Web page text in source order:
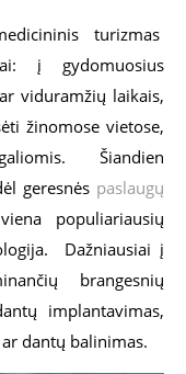
turizmas
į gydomuosius
viduramžių laikais,
žinomose vietose,
Šiandien
geresnės paslaugų
populiariausių
Dažniausiai į
brangesnių
implantavimas,
dantų balinimas.